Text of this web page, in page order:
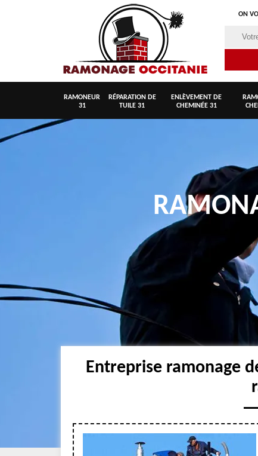
ON
RAMONEUR
31
RÉPARATION DE
TUILE 31
ENLÈVEMENT DE
CHEMINÉE 31
Entreprise ramonage